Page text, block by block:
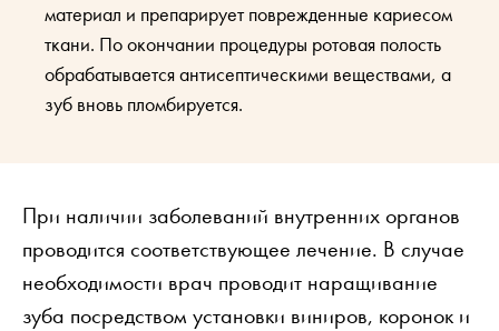
материал и препарирует поврежденные кариесом
ткани. По окончании процедуры ротовая полость
обрабатывается антисептическими веществами, а
зуб вновь пломбируется.
При наличии заболеваний внутренних органов
проводится соответствующее лечение. В случае
необходимости врач проводит наращивание
зуба посредством установки виниров, коронок и